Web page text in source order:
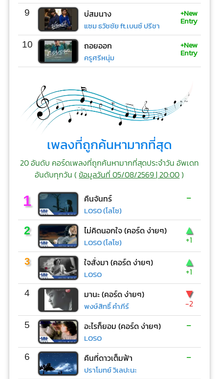
9 บ่สมนาง
แซม ธวัชชัย ft.เบนซ์ ปรีชา
+New
Entry
10 ถอยออก
ครูศรีหนุ่ม
+New
Entry
เพลงที่ถูกค้นหามากที่สุด
20 อันดับ คอร์ดเพลงที่ถูกค้นหามากที่สุดประจำวัน อัพเดท
อันดับทุกวัน (ข้อมูลวันที่ 05/08/2569 | 20:00)
1 คืนจันทร์
LOSO (โลโซ)
-
2 ไม่คิดนอกใจ (คอร์ด ง่ายๆ)
LOSO (โลโซ)
▲
+1
3 ใจสั่งมา (คอร์ด ง่ายๆ)
LOSO
▲
+1
4 มานะ (คอร์ด ง่ายๆ)
พงษ์สิทธิ์ คำภีร์
▼
-2
5 อะไรก็ยอม (คอร์ด ง่ายๆ)
LOSO
-
6 คืนที่ดาวเต็มฟ้า
ปราโมทย์ วิเลปะนะ
-